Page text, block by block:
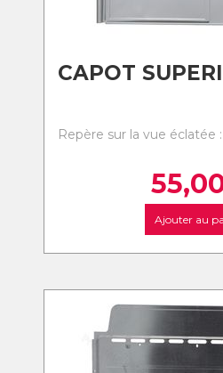
CAPOT
Repère sur la vue éclatée :
Ajouter au